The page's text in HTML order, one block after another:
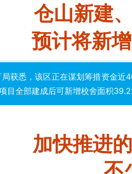
仓山新建
预计将新
获悉，该区正在谋划筹措资金
目全部建成后可新增校舍面积
加快推进